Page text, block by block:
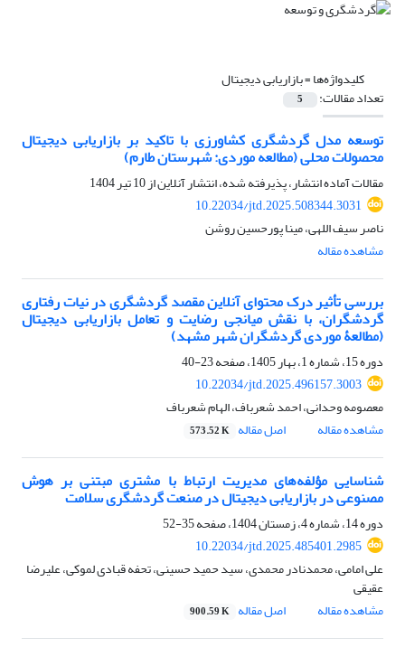
کلیدواژه‌ها =بازاریابی دیجیتال
تعداد مقالات: 5
توسعه مدل گردشگری کشاورزی با تاکید بر بازاریابی دیجیتال
محصولات محلی (مطالعه موردی: شهرستان طارم)
مقالات آماده انتشار، پذیرفته شده، انتشار آنلاین از10 تیر 1404
10.22034/jtd.2025.508344.3031
ناصر سیف اللهی، مینا پورحسین روشن
مشاهده مقاله
بررسی تأثیر درک محتوای آنلاین مقصد گردشگری در نیات رفتاری
گردشگران، با نقش میانجی رضایت و تعامل بازاریابی دیجیتال
(مطالعۀ موردی گردشگران شهر مشهد)
دوره 15، شماره 1، بهار 1405، صفحه
23-40
10.22034/jtd.2025.496157.3003
معصومه وحدانی، احمد شعرباف، الهام شعرباف
مشاهده مقاله
اصل مقاله 573.52 K
شناسایی مؤلفه‌های مدیریت ارتباط با مشتری مبتنی بر هوش
مصنوعی در بازاریابی دیجیتال در صنعت گردشگری سلامت
دوره 14، شماره 4، زمستان 1404، صفحه
35-52
10.22034/jtd.2025.485401.2985
على امامى، محمدنادر محمدی، سید حمید حسینی، تحفه قبادی لموکی، علیرضا
عقیقی
مشاهده مقاله
اصل مقاله 900.59 K